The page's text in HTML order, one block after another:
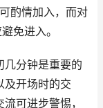
酌情加入，而对
免进入。
几分钟是重要的
及开场时的交
可进步警惕，